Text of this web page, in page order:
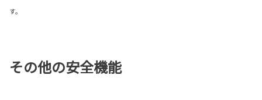
す。
その他の安全機能